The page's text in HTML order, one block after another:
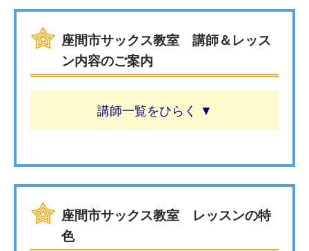
座間市サックス教室 講師＆レッス
ン内容のご案内
講師一覧
座間市サックス教室 レッスンの特
色